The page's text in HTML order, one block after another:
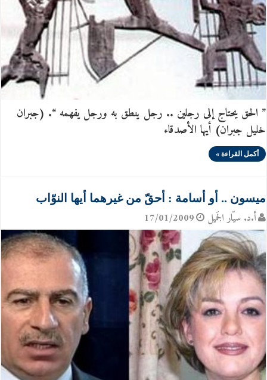
” الحق يحتاج إلى رجلين .. رجل ينطق به ورجل يفهمه “. (جبران
خليل جبران) أيها الأصدقاء
أكمل القراءة »
ميسون .. أو أسامة : أحقّ من غيرهما أيها النوّاب
أ.د. سيّار الجَميل 17/01/2009